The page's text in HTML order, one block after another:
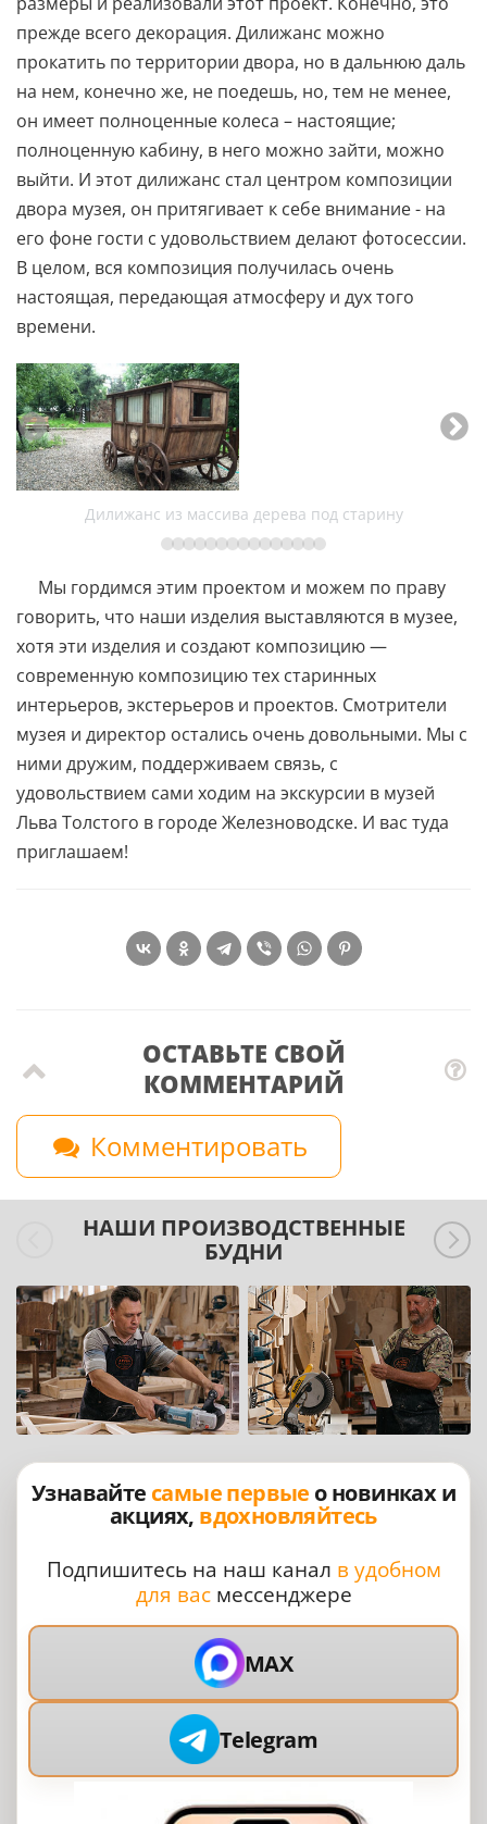
прежде всего декорация. Дилижанс можно
прокатить по территории двора, но в дальнюю даль
на нем, конечно же, не поедешь, но, тем не менее,
он имеет полноценные колеса – настоящие;
полноценную кабину, в него можно зайти, можно
выйти. И этот дилижанс стал центром композиции
двора музея, он притягивает к себе внимание - на
его фоне гости с удовольствием делают фотосессии.
В целом, вся композиция получилась очень
настоящая, передающая атмосферу и дух того
времени.
Дилижанс из массива дерева под старину
Мы гордимся этим проектом и можем по праву
говорить, что наши изделия выставляются в музее,
хотя эти изделия и создают композицию —
современную композицию тех старинных
интерьеров, экстерьеров и проектов. Смотрители
музея и директор остались очень довольными. Мы с
ними дружим, поддерживаем связь, с
удовольствием сами ходим на экскурсии в музей
Льва Толстого в городе Железноводске. И вас туда
приглашаем!
ОСТАВЬТЕ СВОЙ
КОММЕНТАРИЙ
Комментировать
НАШИ ПРОИЗВОДСТВЕННЫЕ
БУДНИ
Узнавайте самые первые о новинках и
акциях, вдохновляйтесь
Подпишитесь на наш канал в удобном
для васмессенджере
MAX
Telegram